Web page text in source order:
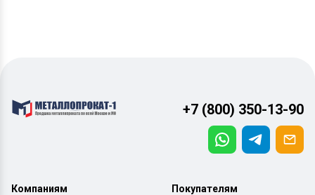
+7 (800) 350-13-90
Компаниям Покупателям